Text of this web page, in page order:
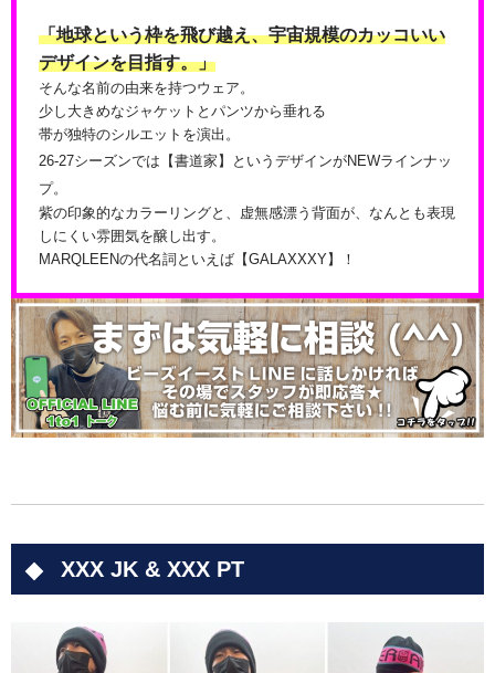
「地球という枠を飛び越え、宇宙規模のカッコいい
デザインを目指す。」
そんな名前の由来を持つウェア。
少し大きめなジャケットとパンツから垂れる
帯が独特のシルエットを演出。
26-27シーズンでは【書道家】というデザインがNEWラインナッ
プ。
紫の印象的なカラーリングと、虚無感漂う背面が、なんとも表現
しにくい雰囲気を醸し出す。
MARQLEENの代名詞といえば【GALAXXXY】！
XXX JK & XXX PT